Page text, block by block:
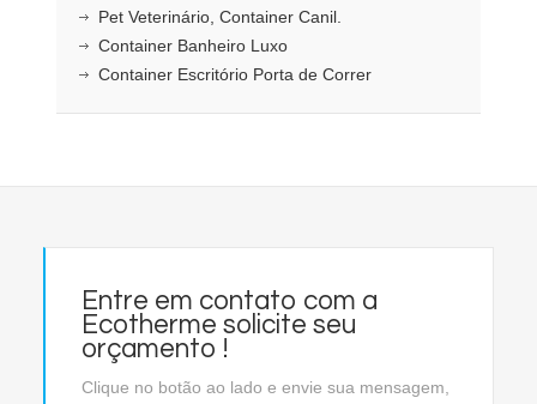
Pet Veterinário, Container Canil.
Container Banheiro Luxo
Container Escritório Porta de Correr
Entre em contato com a
Ecotherme solicite seu
orçamento !
Clique no botão ao lado e envie sua mensagem,